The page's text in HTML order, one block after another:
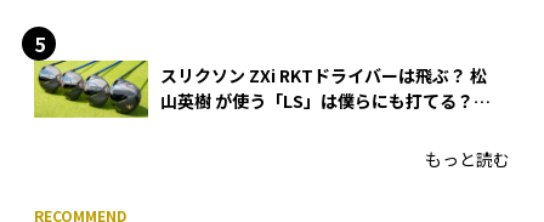
スリクソン ZXi RKTドライバーは飛ぶ？ 松
山英樹 が使う「LS」は僕らにも打てる？
もっと読む